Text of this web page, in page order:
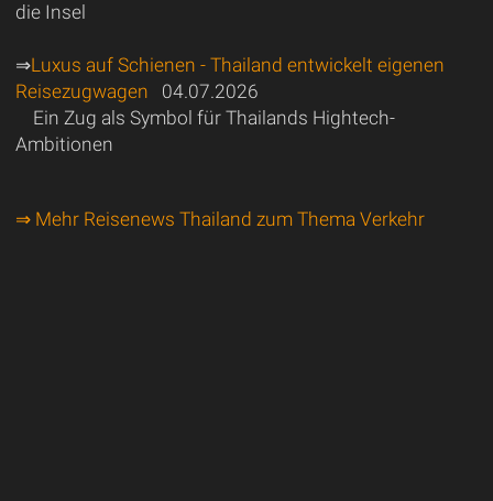
die Insel
⇒Luxus auf Schienen - Thailand entwickelt eigenen
Reisezugwagen 04.07.2026
Ein Zug als Symbol für Thailands Hightech-
Ambitionen
⇒ Mehr Reisenews Thailand zum Thema Verkehr